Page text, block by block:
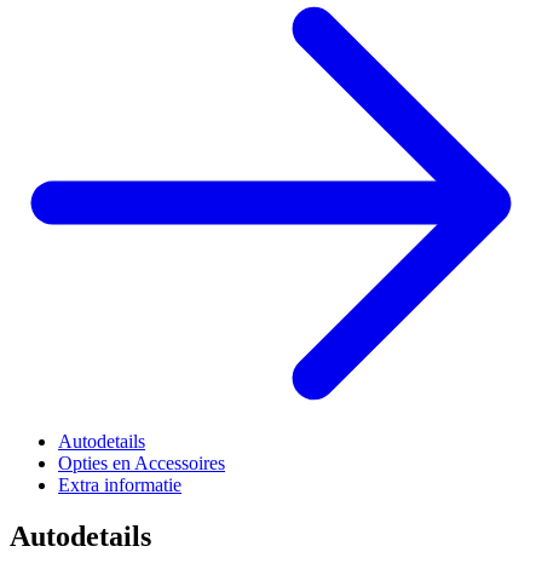
Autodetails
Opties en Accessoires
Extra informatie
Autodetails